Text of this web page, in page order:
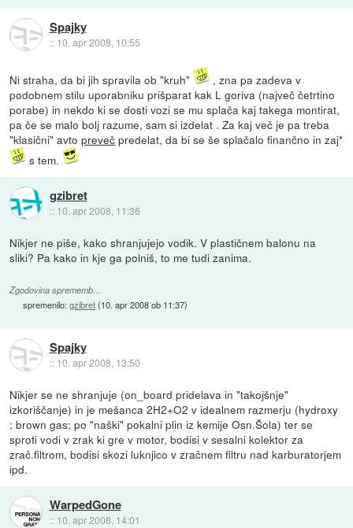
Spajky
:: 10. apr 2008, 10:55
Ni straha, da bi jih spravila ob "kruh"
, zna pa zadeva v
podobnem stilu uporabniku prišparat kak L goriva (največ četrtino
porabe) in nekdo ki se dosti vozi se mu splača kaj takega montirat,
pa če se malo bolj razume, sam si izdelat . Za kaj več je pa treba
"klasični" avtopreveč predelat, da bi se še splačalo finančno in zaj*
s tem.
gzibret
:: 10. apr 2008, 11:36
Nikjer ne piše, kako shranjujejo vodik. V plastičnem balonu na
sliki? Pa kako in kje ga polniš, to me tudi zanima.
Zgodovina sprememb…
spremenilo:gzibret(10. apr 2008 ob 11:37)
Spajky
:: 10. apr 2008, 13:50
Nikjer se ne shranjuje (on_board pridelava in "takojšnje"
izkoriščanje) in je mešanca 2H2+O2 v idealnem razmerju (hydroxy
; brown gas; po "naški" pokalni plin iz kemije Osn.Šola) ter se
sproti vodi v zrak ki gre v motor, bodisi v sesalni kolektor za
zrač.filtrom, bodisi skozi luknjico v zračnem filtru nad karburatorjem
ipd.
WarpedGone
:: 10. apr 2008, 14:01